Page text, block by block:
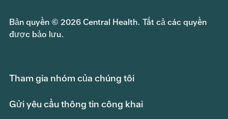
Bản quyền © 2026 Central Health. Tất cả các quyền
được bảo lưu.
Tham gia nhóm của chúng tôi
Gửi yêu cầu thông tin công khai